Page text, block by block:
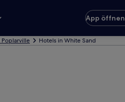
App öffnen
Poplarville Hotels in White Sand